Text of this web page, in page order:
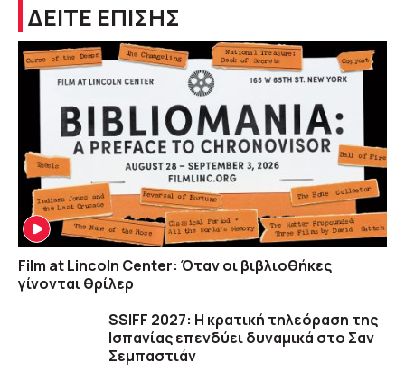
ΔΕΙΤΕ ΕΠΙΣΗΣ
Film at Lincoln Center: Όταν οι βιβλιοθήκες
γίνονται θρίλερ
SSIFF 2027: Η κρατική τηλεόραση της
Ισπανίας επενδύει δυναμικά στο Σαν
Σεμπαστιάν